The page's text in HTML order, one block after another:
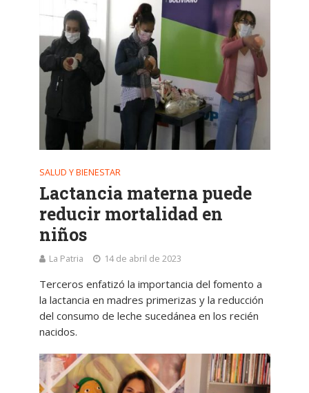
SALUD Y BIENESTAR
Lactancia materna puede
reducir mortalidad en
niños
La Patria 14 de abril de 2023
Terceros enfatizó la importancia del fomento a
la lactancia en madres primerizas y la reducción
del consumo de leche sucedánea en los recién
nacidos.